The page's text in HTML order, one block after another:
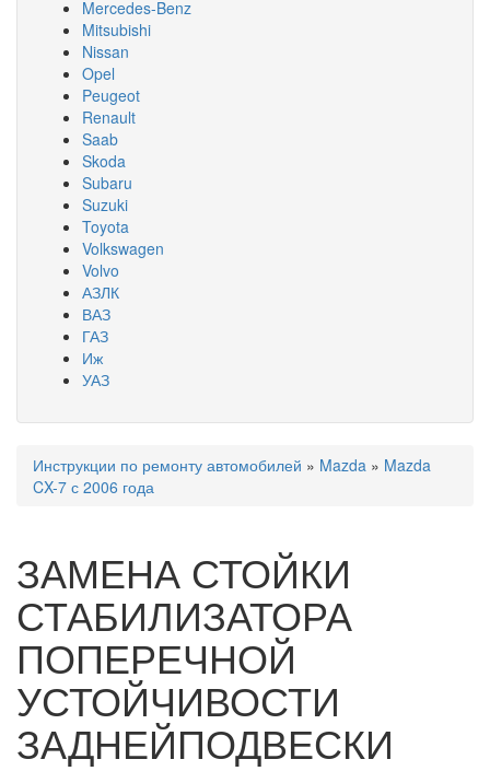
Mercedes-Benz
Mitsubishi
Nissan
Opel
Peugeot
Renault
Saab
Skoda
Subaru
Suzuki
Toyota
Volkswagen
Volvo
АЗЛК
ВАЗ
ГАЗ
Иж
УАЗ
Вы здесь
Инструкции по ремонту автомобилей » Mazda » Mazda
CX-7 с 2006 года
ЗАМЕНА СТОЙКИ
СТАБИЛИЗАТОРА
ПОПЕРЕЧНОЙ
УСТОЙЧИВОСТИ
ЗАДНЕЙПОДВЕСКИ